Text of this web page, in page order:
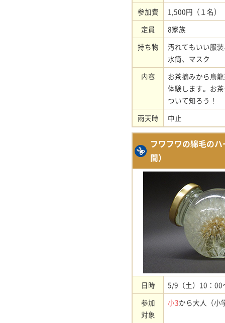
参加費
1,500円（１名）
定員
8家族
持ち物
汚れてもいい服
水筒、マスク
内容
お茶摘みから烏
体験します。お
ついて知ろう！
雨天時
中止
フワフワの綿毛の
間）
日時
5/9（土）10：00
参加
対象
小3から大人（小